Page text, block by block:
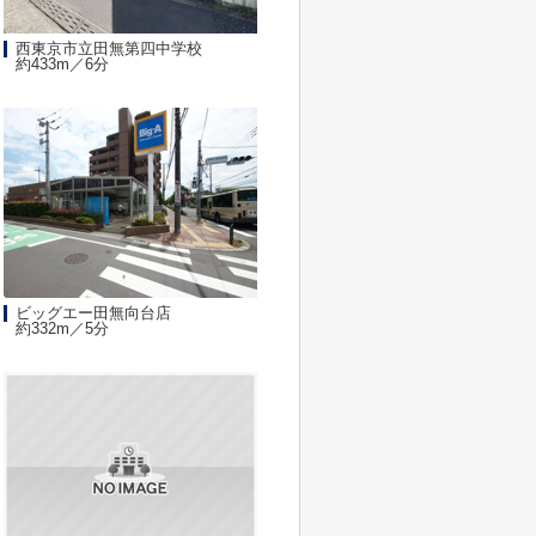
西東京市立田無第四中学校
約433m／6分
ビッグエー田無向台店
約332m／5分